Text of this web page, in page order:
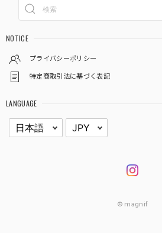
NOTICE
プライバシーポリシー
特定商取引法に基づく表記
LANGUAGE
© magnif